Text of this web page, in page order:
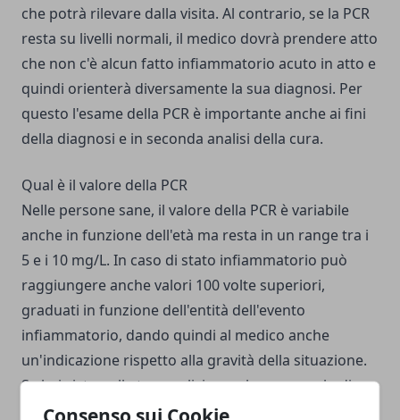
che potrà rilevare dalla visita. Al contrario, se la PCR
resta su livelli normali, il medico dovrà prendere atto
che non c'è alcun fatto infiammatorio acuto in atto e
quindi orienterà diversamente la sua diagnosi. Per
questo l'esame della PCR è importante anche ai fini
della diagnosi e in seconda analisi della cura.
Qual è il valore della PCR
Nelle persone sane, il valore della PCR è variabile
anche in funzione dell'età ma resta in un range tra i
5 e i 10 mg/L. In caso di stato infiammatorio può
raggiungere anche valori 100 volte superiori,
graduati in funzione dell'entità dell'evento
infiammatorio, dando quindi al medico anche
un'indicazione rispetto alla gravità della situazione.
Se hai visto nelle tue analisi un valore anomalo di
proteina C Reattiva verifica anche l'entità del valore e